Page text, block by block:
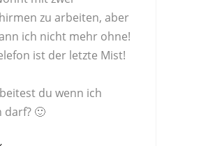
zu arbeiten, aber
ich nicht mehr ohne!
ist der letzte Mist!
du wenn ich
darf? 🙂